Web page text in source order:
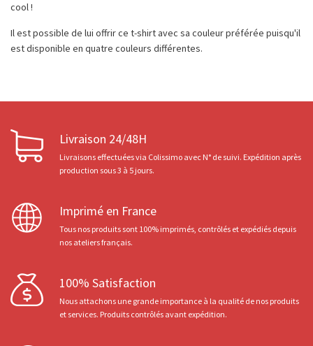
cool !
Il est possible de lui offrir ce t-shirt avec sa couleur préférée puisqu'il
est disponible en quatre couleurs différentes.
Livraison 24/48H
Livraisons effectuées via Colissimo avec N° de suivi. Expédition après
production sous 3 à 5 jours.
Imprimé en France
Tous nos produits sont 100% imprimés, contrôlés et expédiés depuis
nos ateliers français.
100% Satisfaction
Nous attachons une grande importance à la qualité de nos produits
et services. Produits contrôlés avant expédition.